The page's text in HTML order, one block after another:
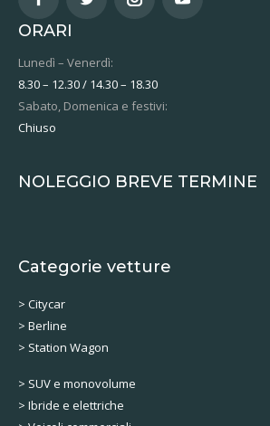
ORARI
Lunedì – Venerdì:
8.30 – 12.30 / 14.30 – 18.30
Sabato, Domenica e festivi:
Chiuso
NOLEGGIO BREVE TERMINE
Categorie vetture
> Citycar
> Berline
> Station Wagon
> SUV e monovolume
> Ibride e elettriche